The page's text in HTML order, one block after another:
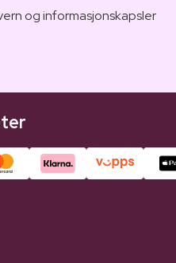
og informasjonskapsler